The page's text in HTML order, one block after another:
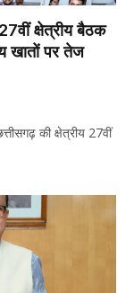
क्षेत्रीय बैठक
खातों पर तेज
की क्षेत्रीय 27वीं